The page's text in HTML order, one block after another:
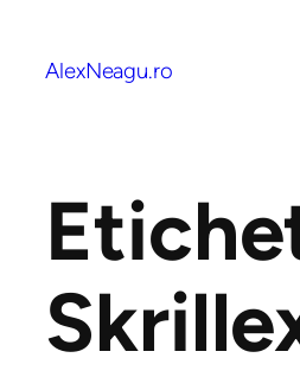
AlexNeagu.ro